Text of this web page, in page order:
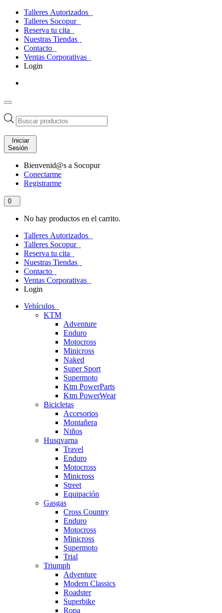
Talleres Autorizados
Talleres Socopur
Reserva tu cita
Nuestras Tiendas
Contacto
Ventas Corporativas
Login
Búsqueda
de
productos
Iniciar
Sesión
Bienvenid@s a Socopur
Conectarme
Registrarme
0
No hay productos en el carrito.
Talleres Autorizados
Talleres Socopur
Reserva tu cita
Nuestras Tiendas
Contacto
Ventas Corporativas
Login
Vehículos
KTM
Adventure
Enduro
Motocross
Minicross
Naked
Super Sport
Supermoto
Ktm PowerParts
Ktm PowerWear
Bicicletas
Accesorios
Montañera
Niños
Husqvarna
Travel
Enduro
Motocross
Minicross
Street
Equipación
Gasgas
Cross Country
Enduro
Motocross
Minicross
Supermoto
Trial
Triumph
Adventure
Modern Classics
Roadster
Superbike
Ropa